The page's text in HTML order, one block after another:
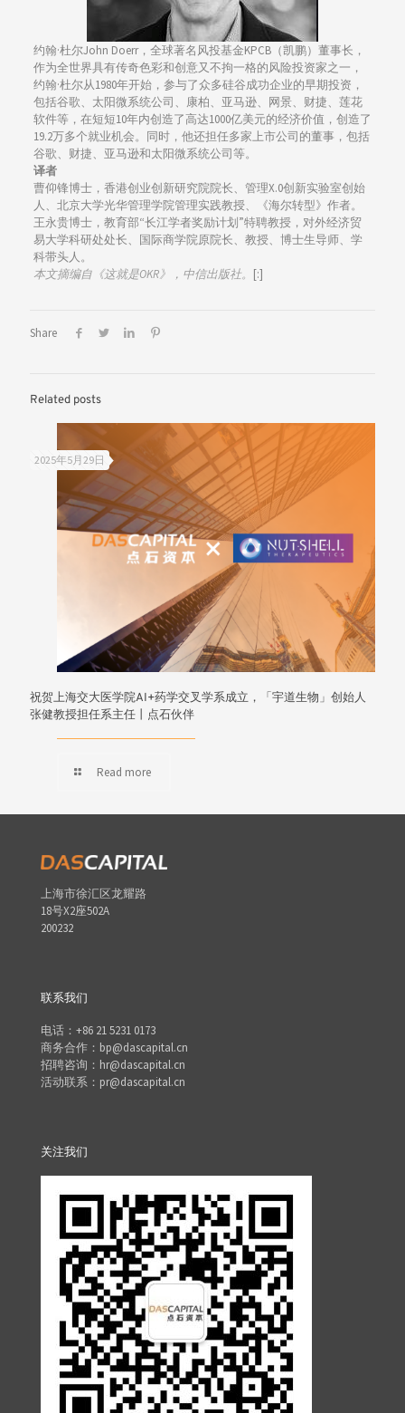
约翰·杜尔John Doerr，全球著名风投基金KPCB（凯鹏）董事长，
作为全世界具有传奇色彩和创意又不拘一格的风险投资家之一，
约翰·杜尔从1980年开始，参与了众多硅谷成功企业的早期投资，
包括谷歌、太阳微系统公司、康柏、亚马逊、网景、财捷、莲花
软件等，在短短10年内创造了高达1000亿美元的经济价值，创造了
19.2万多个就业机会。同时，他还担任多家上市公司的董事，包括
谷歌、财捷、亚马逊和太阳微系统公司等。
译者
曹仰锋博士，香港创业创新研究院院长、管理X.0创新实验室创始
人、北京大学光华管理学院管理实践教授、《海尔转型》作者。
王永贵博士，教育部“长江学者奖励计划”特聘教授，对外经济贸
易大学科研处处长、国际商学院原院长、教授、博士生导师、学
科带头人。
本文摘编自《这就是OKR》，中信出版社。 [:]
Share
Related posts
2025年5月29日
祝贺上海交大医学院AI+药学交叉学系成立，「宇道生物」创始人
张健教授担任系主任丨点石伙伴
Read more
上海市徐汇区龙耀路
18号X2座502A
200232
联系我们
电话：+86 21 5231 0173
商务合作：bp@dascapital.cn
招聘咨询：hr@dascapital.cn
活动联系：pr@dascapital.cn
关注我们